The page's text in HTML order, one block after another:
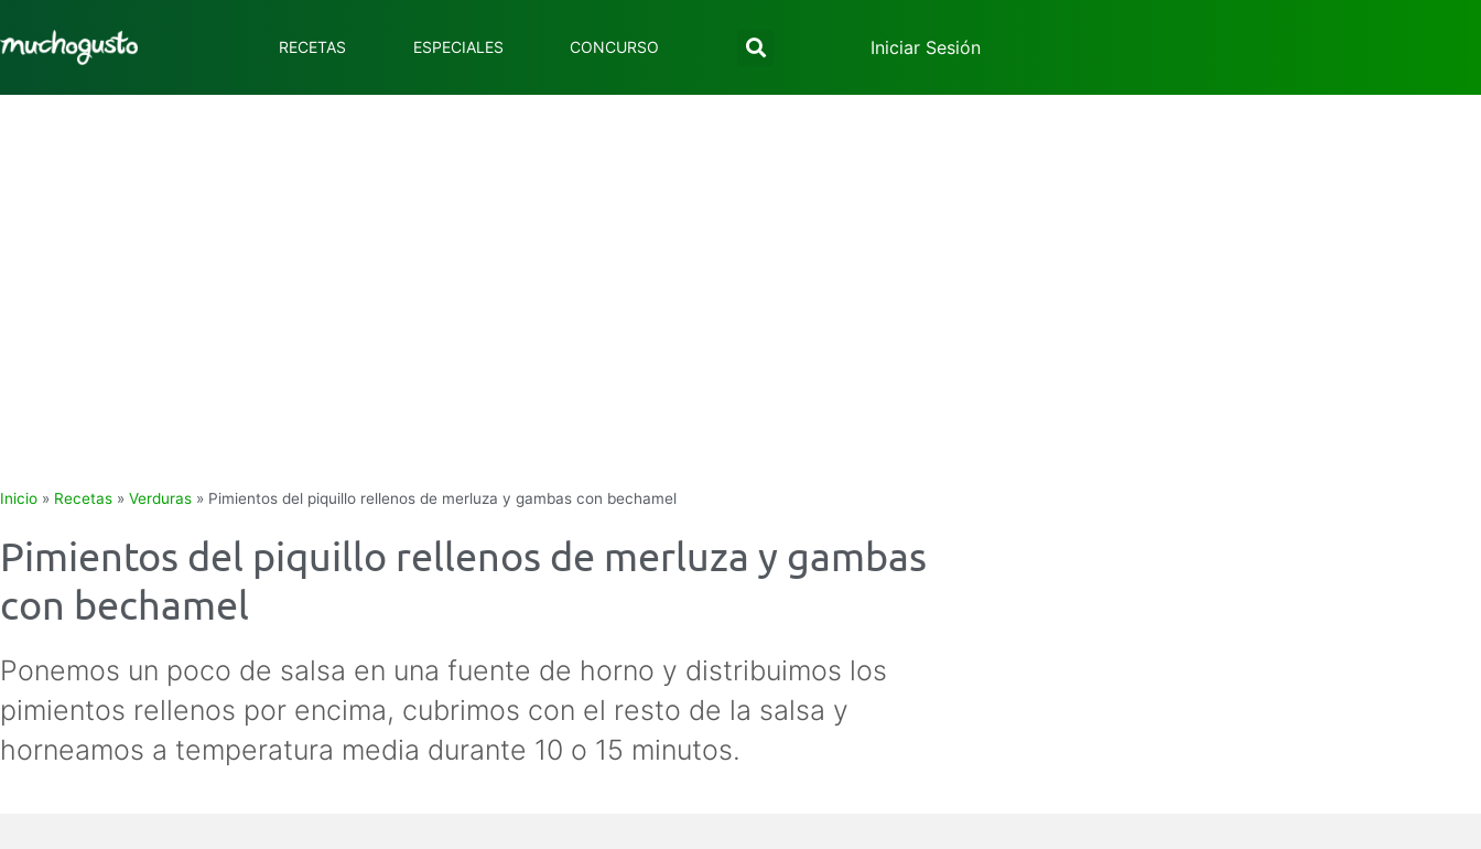
RECETAS ESPECIALES CONCURSO Iniciar Sesión
Inicio » Recetas » Verduras » Pimientos del piquillo rellenos de merluza y gambas con bechamel
Pimientos del piquillo rellenos de merluza y gambas
con bechamel
Ponemos un poco de salsa en una fuente de horno y distribuimos los
pimientos rellenos por encima, cubrimos con el resto de la salsa y
horneamos a temperatura media durante 10 o 15 minutos.